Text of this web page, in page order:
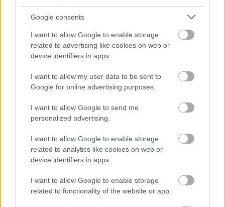
Google consents
I want to allow Google to enable storage
related to advertising like cookies on web or
device identifiers in apps.
I want to allow my user data to be sent to
Google for online advertising purposes.
I want to allow Google to send me
personalized advertising.
I want to allow Google to enable storage
related to analytics like cookies on web or
device identifiers in apps.
I want to allow Google to enable storage
related to functionality of the website or app.
Το Σώμα Ελληνικού Οδηγισμού στο Σοποτό ΦΩΤΟ